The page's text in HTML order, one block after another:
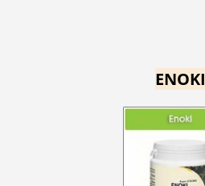
ENOKI